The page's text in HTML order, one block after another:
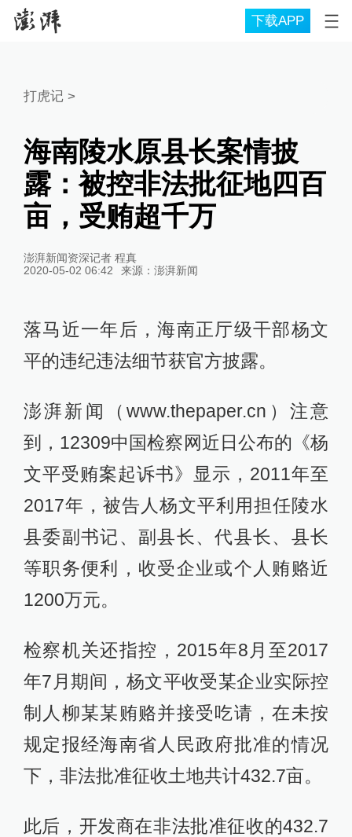
下载APP
打虎记>
海南陵水原县长案情披
露：被控非法批征地四百
亩，受贿超千万
澎湃新闻资深记者 程真
2020-05-02 06:42
来源： 澎湃新闻
落马近一年后，海南正厅级干部杨文
平的违纪违法细节获官方披露。
澎湃新闻（www.thepaper.cn）注意
到，12309中国检察网近日公布的《杨
文平受贿案起诉书》显示，2011年至
2017年，被告人杨文平利用担任陵水
县委副书记、副县长、代县长、县长
等职务便利，收受企业或个人贿赂近
1200万元。
检察机关还指控，2015年8月至2017
年7月期间，杨文平收受某企业实际控
制人柳某某贿赂并接受吃请，在未按
规定报经海南省人民政府批准的情况
下，非法批准征收土地共计432.7亩。
此后，开发商在非法批准征收的432.7